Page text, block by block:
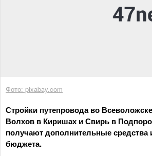
Фото: pixabay.com
Стройки путепровода во
Волхов в Киришах и Свирь в
получают дополнительные средства
бюджета.